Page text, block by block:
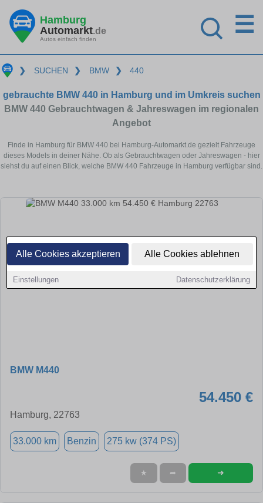
Alle Cookies akzeptieren Alle Cookies ablehnen
Einstellungen Datenschutzerklärung
Hamburg
Automarkt.de
Autos einfach finden
☰
❯ SUCHEN ❯ BMW ❯ 440
gebrauchte BMW 440 in Hamburg und im Umkreis suchen
BMW 440 Gebrauchtwagen & Jahreswagen im regionalen
Angebot
Finde in Hamburg für BMW 440 bei Hamburg-Automarkt.de gezielt Fahrzeuge
dieses Models in deiner Nähe. Ob als Gebrauchtwagen oder Jahreswagen - hier
siehst du auf einen Blick, welche BMW 440 Fahrzeuge in Hamburg verfügbar sind.
BMW M440
54.450 €
Hamburg, 22763
33.000 km Benzin 275 kw (374 PS)
★ ➦ ➜